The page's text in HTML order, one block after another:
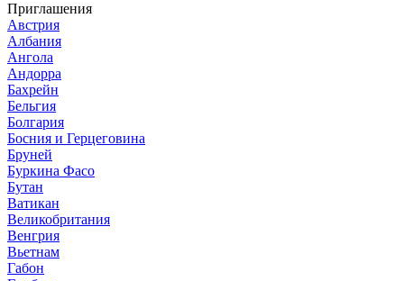
Приглашения
Австрия
Албания
Ангола
Андорра
Бахрейн
Бельгия
Болгария
Босния и Герцеговина
Бруней
Буркина Фасо
Бутан
Ватикан
Великобритания
Венгрия
Вьетнам
Габон